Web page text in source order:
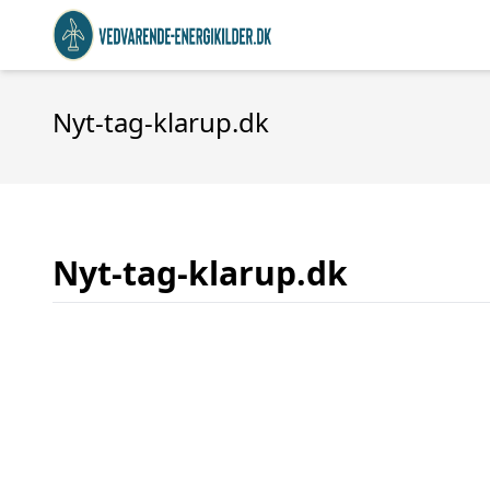
Nyt-tag-klarup.dk
Nyt-tag-klarup.dk